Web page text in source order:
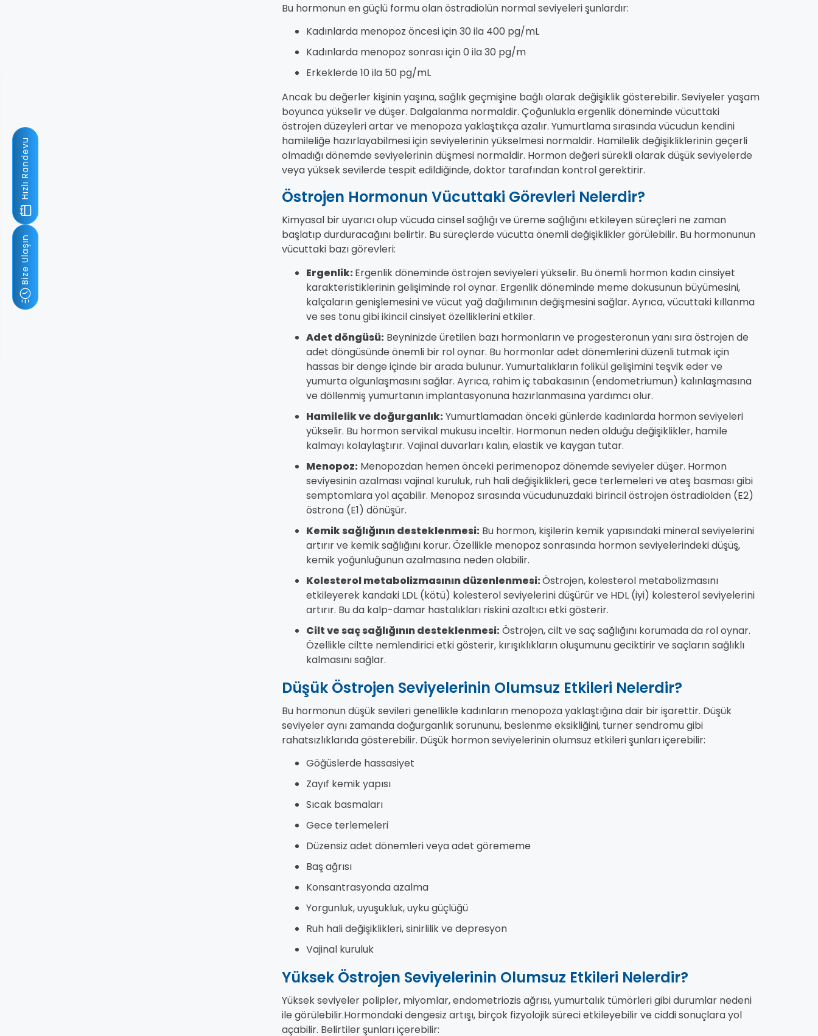
Bu hormonun en güçlü formu olan östradiolün normal seviyeleri şunlardır:
Kadınlarda menopoz öncesi için 30 ila 400 pg/mL
Kadınlarda menopoz sonrası için 0 ila 30 pg/m
Erkeklerde 10 ila 50 pg/mL
Ancak bu değerler kişinin yaşına, sağlık geçmişine bağlı olarak değişiklik gösterebilir. Seviyeler yaşam
boyunca yükselir ve düşer. Dalgalanma normaldir. Çoğunlukla ergenlik döneminde vücuttaki
östrojen düzeyleri artar ve menopoza yaklaştıkça azalır. Yumurtlama sırasında vücudun kendini
hamileliğe hazırlayabilmesi için seviyelerinin yükselmesi normaldir. Hamilelik değişikliklerinin geçerli
olmadığı dönemde seviyelerinin düşmesi normaldir. Hormon değeri sürekli olarak düşük seviyelerde
veya yüksek sevilerde tespit edildiğinde, doktor tarafından kontrol gerektirir.
Östrojen Hormonun Vücuttaki Görevleri Nelerdir?
Kimyasal bir uyarıcı olup vücuda cinsel sağlığı ve üreme sağlığını etkileyen süreçleri ne zaman
başlatıp durduracağını belirtir. Bu süreçlerde vücutta önemli değişiklikler görülebilir. Bu hormonunun
vücuttaki bazı görevleri:
Ergenlik:Ergenlik döneminde östrojen seviyeleri yükselir. Bu önemli hormon kadın cinsiyet
karakteristiklerinin gelişiminde rol oynar. Ergenlik döneminde meme dokusunun büyümesini,
kalçaların genişlemesini ve vücut yağ dağılımının değişmesini sağlar. Ayrıca, vücuttaki kıllanma
ve ses tonu gibi ikincil cinsiyet özelliklerini etkiler.
Adet döngüsü: Beyninizde üretilen bazı hormonların ve progesteronun yanı sıra östrojen de
adet döngüsünde önemli bir rol oynar. Bu hormonlar adet dönemlerini düzenli tutmak için
hassas bir denge içinde bir arada bulunur. Yumurtalıkların folikül gelişimini teşvik eder ve
yumurta olgunlaşmasını sağlar. Ayrıca, rahim iç tabakasının (endometriumun) kalınlaşmasına
ve döllenmiş yumurtanın implantasyonuna hazırlanmasına yardımcı olur.
Hamilelik ve doğurganlık:Yumurtlamadan önceki günlerde kadınlarda hormon seviyeleri
yükselir. Bu hormon servikal mukusu inceltir. Hormonun neden olduğu değişiklikler, hamile
kalmayı kolaylaştırır. Vajinal duvarları kalın, elastik ve kaygan tutar.
Menopoz: Menopozdan hemen önceki perimenopoz dönemde seviyeler düşer. Hormon
seviyesinin azalması vajinal kuruluk, ruh hali değişiklikleri, gece terlemeleri ve ateş basması gibi
semptomlara yol açabilir. Menopoz sırasında vücudunuzdaki birincil östrojen östradiolden (E2)
östrona (E1) dönüşür.
Kemik sağlığının desteklenmesi: Bu hormon, kişilerin kemik yapısındaki mineral seviyelerini
artırır ve kemik sağlığını korur. Özellikle menopoz sonrasında hormon seviyelerindeki düşüş,
kemik yoğunluğunun azalmasına neden olabilir.
Kolesterol metabolizmasının düzenlenmesi:Östrojen, kolesterol metabolizmasını
etkileyerek kandaki LDL (kötü) kolesterol seviyelerini düşürür ve HDL (iyi) kolesterol seviyelerini
artırır. Bu da kalp-damar hastalıkları riskini azaltıcı etki gösterir.
Cilt ve saç sağlığının desteklenmesi:Östrojen, cilt ve saç sağlığını korumada da rol oynar.
Özellikle ciltte nemlendirici etki gösterir, kırışıklıkların oluşumunu geciktirir ve saçların sağlıklı
kalmasını sağlar.
Düşük Östrojen Seviyelerinin Olumsuz Etkileri Nelerdir?
Bu hormonun düşük sevileri genellikle kadınların menopoza yaklaştığına dair bir işarettir. Düşük
seviyeler aynı zamanda doğurganlık sorununu, beslenme eksikliğini, turner sendromu gibi
rahatsızlıklarıda gösterebilir. Düşük hormon seviyelerinin olumsuz etkileri şunları içerebilir:
Göğüslerde hassasiyet
Zayıf kemik yapısı
Sıcak basmaları
Gece terlemeleri
Düzensiz adet dönemleri veya adet görememe
Baş ağrısı
Konsantrasyonda azalma
Yorgunluk, uyuşukluk, uyku güçlüğü
Ruh hali değişiklikleri, sinirlilik ve depresyon
Vajinal kuruluk
Yüksek Östrojen Seviyelerinin Olumsuz Etkileri Nelerdir?
Yüksek seviyeler polipler, miyomlar, endometriozis ağrısı, yumurtalık tümörleri gibi durumlar nedeni
ile görülebilir.Hormondaki dengesiz artışı, birçok fizyolojik süreci etkileyebilir ve ciddi sonuçlara yol
açabilir. Belirtiler şunları içerebilir:
Hızlı Randevu
Bize Ulaşın